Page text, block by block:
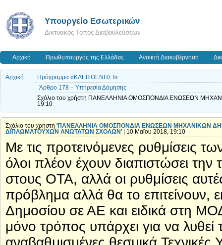
Υπουργείο Εσωτερικών
Δικτυακός Τόπος Διαβουλεύσεων
Αρχική Πρωθυπουργός της Ελλάδας Ανοικτή Διακυβέρνηση
Αρχική
Πρόγραμμα «ΚΛΕΙΣΘΕΝΗΣ Ι»
Άρθρο 178 – Υπηρεσία Δόμησης
Σχόλιο του χρήστη ΠΑΝΕΛΛΗΝΙΑ ΟΜΟΣΠΟΝΔΙΑ ΕΝΩΣΕΩΝ
19:10
Σχόλιο του χρήστη 'ΠΑΝΕΛΛΗΝΙΑ ΟΜΟΣΠΟΝΔΙΑ ΕΝΩΣΕΩΝ ΜΗΧΑΝΙΚΩΝ
ΔΙΠΛΩΜΑΤΟΥΧΩΝ ΑΝΩΤΑΤΩΝ ΣΧΟΛΩΝ' | 10 Μαΐου 2018, 19:10
Με τις προτεινόμενες ρυθμίσεις
όλοι πλέον έχουν διαπιστώσει
στους ΟΤΑ, αλλά οι ρυθμίσεις
πρόβλημα αλλά θα το επιτείνουν,
Δημοσίου σε ΑΕ και ειδικά στη
μόνο τρόπος υπάρχει για να